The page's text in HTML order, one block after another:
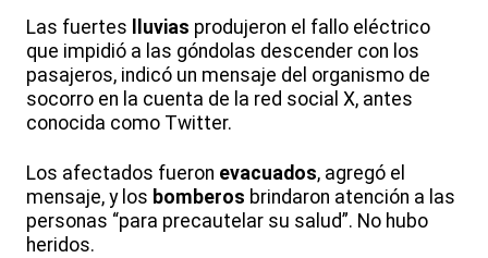
Las fuertes lluvias produjeron el fallo eléctrico
que impidió a las góndolas descender con los
pasajeros, indicó un mensaje del organismo de
socorro en la cuenta de la red social X, antes
conocida como Twitter.
Los afectados fueron evacuados, agregó el
mensaje, y los bomberos brindaron atención a las
personas “para precautelar su salud”. No hubo
heridos.